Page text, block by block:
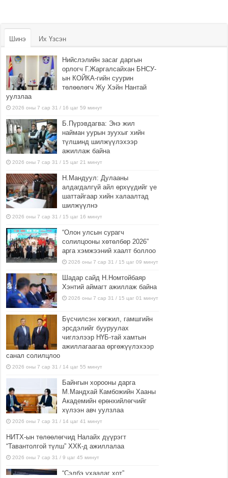
Шинэ Их Үзсэн
Нийслэлийн засаг даргын
орлогч Г.Жаргалсайхан БНСУ-
ын КОЙКА-гийн суурин
төлөөлөгч Жу Хэйн Нантай
уулзлаа
2026 оны 7 сар 31 / 16 цаг 59 минут
Б.Пүрэвдагва: Энэ жил
найман уурын зуухыг хийн
түлшинд шилжүүлэхээр
ажиллаж байна
2026 оны 7 сар 31 / 15 цаг 21 минут
Н.Мандуул: Дулааны
алдагдалгүй айл өрхүүдийг үе
шаттайгаар хийн халаалтад
шилжүүлнэ
2026 оны 7 сар 31 / 15 цаг 16 минут
“Олон улсын сурагч
солилцооны хөтөлбөр 2026”
арга хэмжээний хаалт боллоо
2026 оны 7 сар 31 / 15 цаг 09 минут
Шадар сайд Н.Номтойбаяр
Хэнтий аймагт ажиллаж байна
2026 оны 7 сар 31 / 15 цаг 01 минут
Бүсчилсэн хөгжил, гамшгийн
эрсдэлийг бууруулах
чиглэлээр НҮБ-тай хамтын
ажиллагаагаа өргөжүүлэхээр
санал солилцлоо
2026 оны 7 сар 31 / 14 цаг 55 минут
Байнгын хорооны дарга
М.Мандхай Камбожийн Хааны
Академийн ерөнхийлөгчийг
хүлээн авч уулзлаа
2026 оны 7 сар 31 / 14 цаг 41 минут
НИТХ-ын төлөөлөгчид Налайх дүүрэгт
“Тавантолгой түлш” ХХК-д ажиллалаа
2026 оны 7 сар 31 / 9 цаг 45 минут
“Сэлбэ ухаалаг хот”